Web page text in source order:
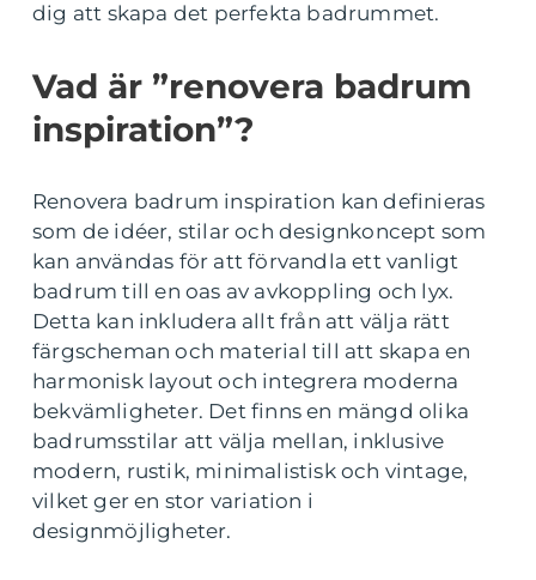
dig att skapa det perfekta badrummet.
Vad är ”renovera badrum
inspiration”?
Renovera badrum inspiration kan definieras
som de idéer, stilar och designkoncept som
kan användas för att förvandla ett vanligt
badrum till en oas av avkoppling och lyx.
Detta kan inkludera allt från att välja rätt
färgscheman och material till att skapa en
harmonisk layout och integrera moderna
bekvämligheter. Det finns en mängd olika
badrumsstilar att välja mellan, inklusive
modern, rustik, minimalistisk och vintage,
vilket ger en stor variation i
designmöjligheter.